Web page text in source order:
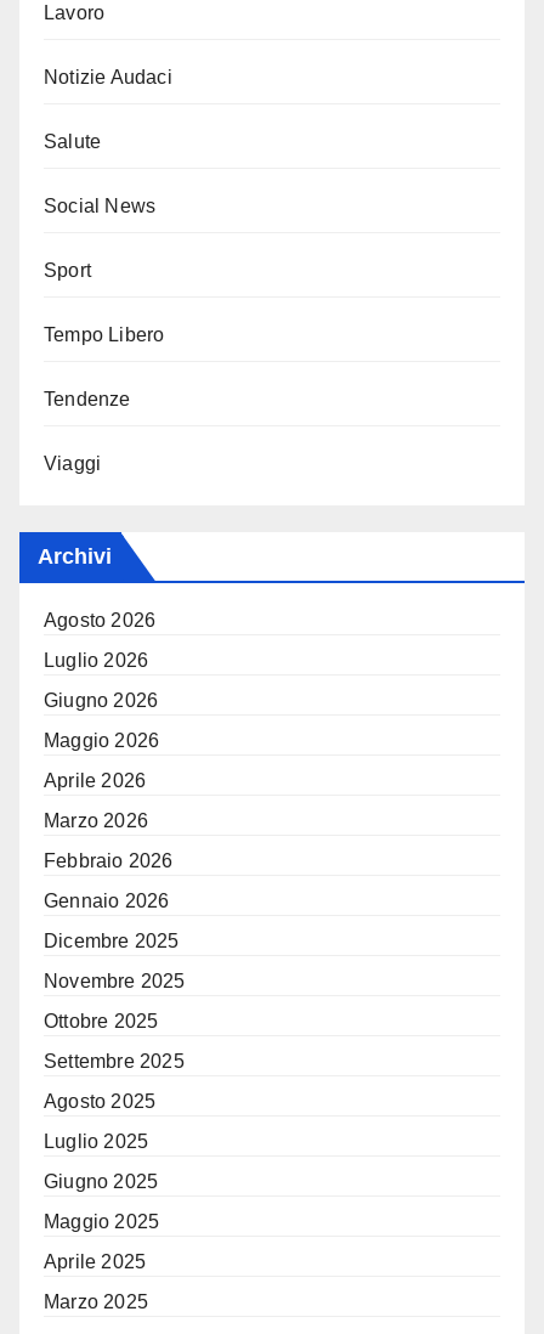
Lavoro
Notizie Audaci
Salute
Social News
Sport
Tempo Libero
Tendenze
Viaggi
Archivi
Agosto 2026
Luglio 2026
Giugno 2026
Maggio 2026
Aprile 2026
Marzo 2026
Febbraio 2026
Gennaio 2026
Dicembre 2025
Novembre 2025
Ottobre 2025
Settembre 2025
Agosto 2025
Luglio 2025
Giugno 2025
Maggio 2025
Aprile 2025
Marzo 2025